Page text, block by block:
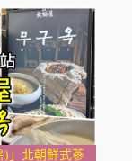
)」北朝鮮式蔘